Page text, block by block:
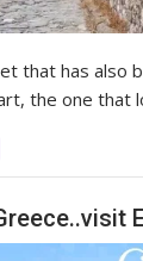
that has also
the one that